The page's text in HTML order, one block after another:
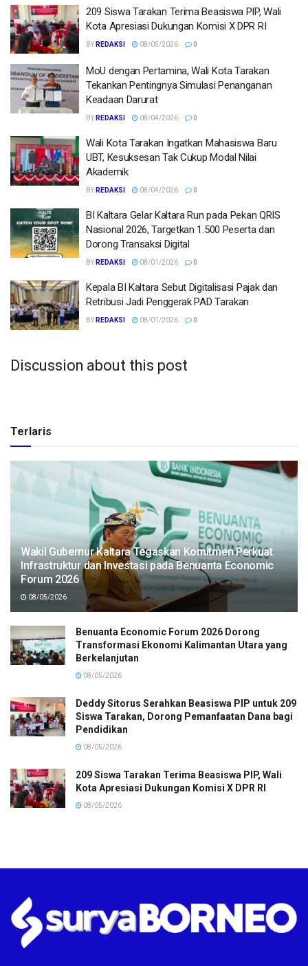
209 Siswa Tarakan Terima Beasiswa PIP, Wali
Kota Apresiasi Dukungan Komisi X DPR RI
BY REDAKSI 08/05/2026 0
MoU dengan Pertamina, Wali Kota Tarakan
Tekankan Pentingnya Simulasi Penanganan
Keadaan Darurat
BY REDAKSI 08/04/2026 0
Wali Kota Tarakan Ingatkan Mahasiswa Baru
UBT, Kesuksesan Tak Cukup Modal Nilai
Akademik
BY REDAKSI 08/04/2026 0
BI Kaltara Gelar Kaltara Run pada Pekan QRIS
Nasional 2026, Targetkan 1.500 Peserta dan
Dorong Transaksi Digital
BY REDAKSI 08/01/2026 0
Kepala BI Kaltara Sebut Digitalisasi Pajak dan
Retribusi Jadi Penggerak PAD Tarakan
BY REDAKSI 08/01/2026 0
Discussion about this post
Terlaris
Wakil Gubernur Kaltara Tegaskan Komitmen Perkuat
Infrastruktur dan Investasi pada Benuanta Economic
Forum 2026
08/05/2026
Benuanta Economic Forum 2026 Dorong
Transformasi Ekonomi Kalimantan Utara yang
Berkelanjutan
08/05/2026
Deddy Sitorus Serahkan Beasiswa PIP untuk 209
Siswa Tarakan, Dorong Pemanfaatan Dana bagi
Pendidikan
08/05/2026
209 Siswa Tarakan Terima Beasiswa PIP, Wali
Kota Apresiasi Dukungan Komisi X DPR RI
08/05/2026